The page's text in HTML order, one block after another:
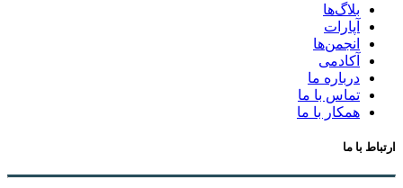
بلاگ‌ها
آپارات
انجمن‌ها
آکادمی
درباره ما
تماس با ما
همکار با ما
با ما